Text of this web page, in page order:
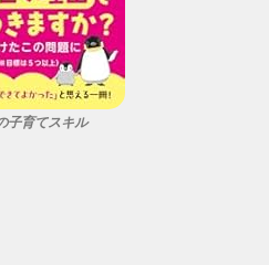
子育てスキル